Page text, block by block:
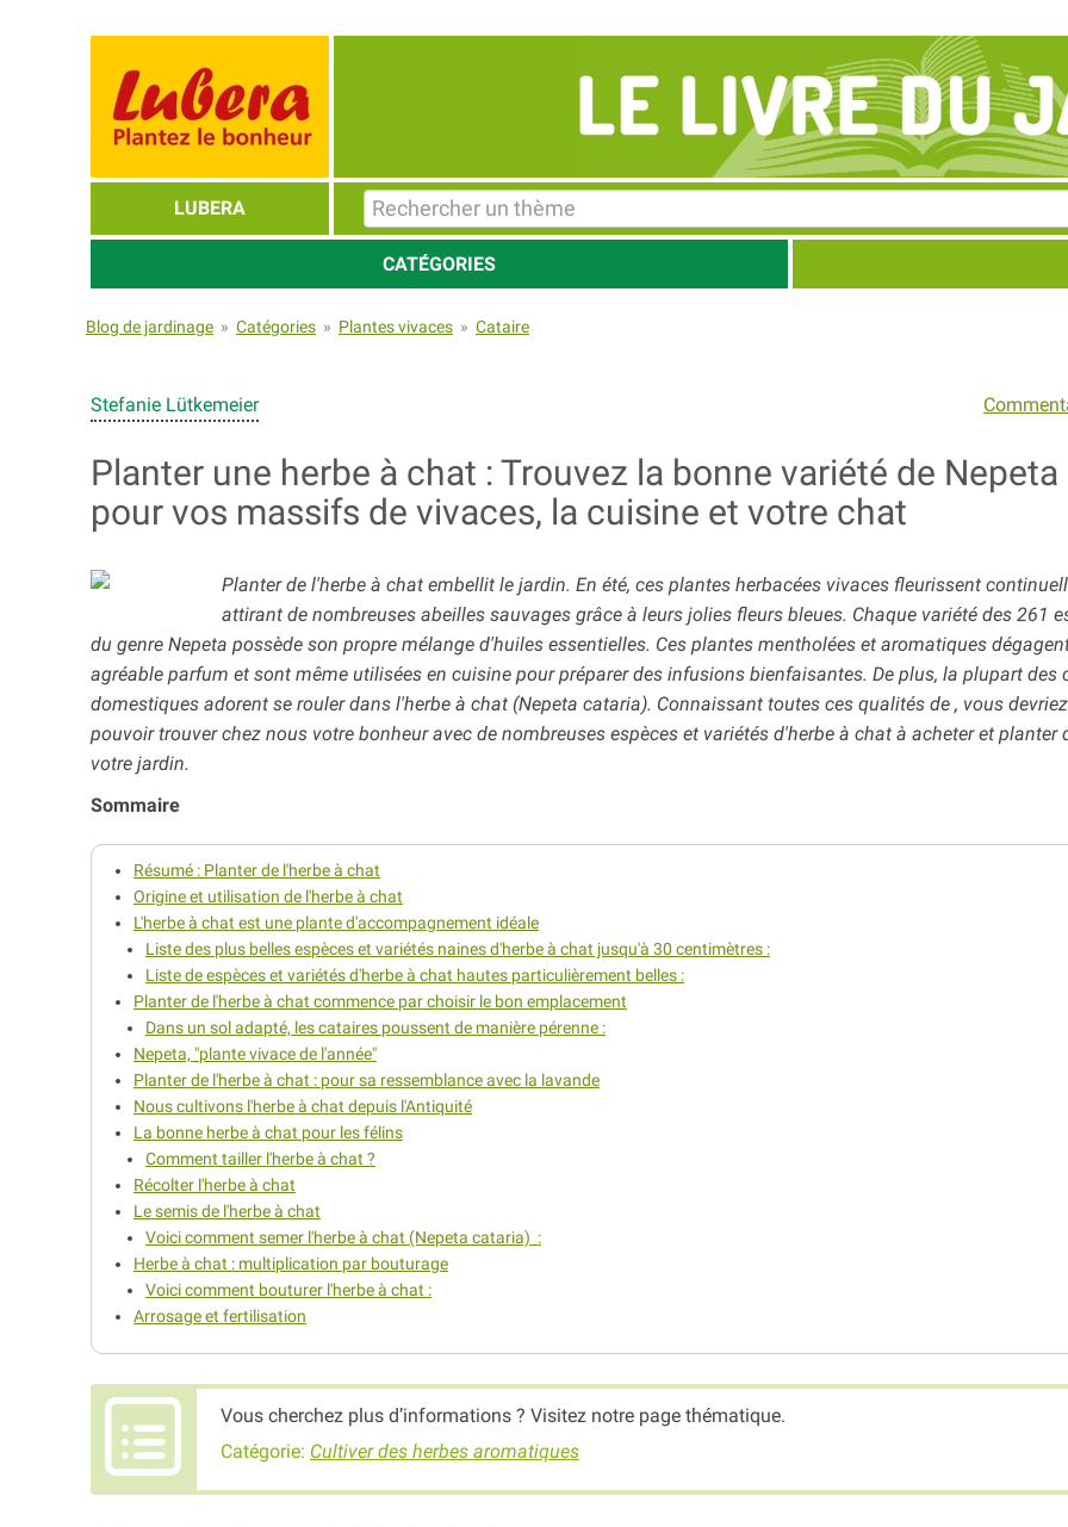
LUBERA
CATÉGORIES
Blog de jardinage » Catégories » Plantes vivaces » Cataire
Stefanie Lütkemeier
Planter une herbe à chat : Trouvez la bonne variété de Nepeta
pour vos massifs de vivaces, la cuisine et votre chat
Planter de l'herbe à chat embellit le jardin. En été, ces plantes herbacées vivaces fleurissent
attirant de nombreuses abeilles sauvages grâce à leurs jolies fleurs bleues. Chaque variété des 261
du genre Nepeta possède son propre mélange d'huiles essentielles. Ces plantes mentholées et aromatiques
agréable parfum et sont même utilisées en cuisine pour préparer des infusions bienfaisantes. De plus, la plupart des
domestiques adorent se rouler dans l'herbe à chat (Nepeta cataria). Connaissant toutes ces qualités de , vous devriez
pouvoir trouver chez nous votre bonheur avec de nombreuses espèces et variétés d'herbe à chat à acheter et planter
votre jardin.
Sommaire
Résumé : Planter de l'herbe à chat
Origine et utilisation de l'herbe à chat
L'herbe à chat est une plante d'accompagnement idéale
Liste des plus belles espèces et variétés naines d'herbe à chat jusqu'à 30 centimètres :
Liste de espèces et variétés d'herbe à chat hautes particulièrement belles :
Planter de l'herbe à chat commence par choisir le bon emplacement
Dans un sol adapté, les cataires poussent de manière pérenne :
Nepeta, "plante vivace de l'année"
Planter de l'herbe à chat : pour sa ressemblance avec la lavande
Nous cultivons l'herbe à chat depuis l'Antiquité
La bonne herbe à chat pour les félins
Comment tailler l'herbe à chat ?
Récolter l'herbe à chat
Le semis de l'herbe à chat
Voici comment semer l'herbe à chat (Nepeta cataria) :
Herbe à chat : multiplication par bouturage
Voici comment bouturer l'herbe à chat :
Arrosage et fertilisation
Vous cherchez plus d’informations ? Visitez notre page thématique.
Catégorie: Cultiver des herbes aromatiques